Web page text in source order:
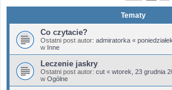
Tematy
Co czytacie?
Ostatni post autor: admiratorka «
w Inne
Leczenie jaskry
Ostatni post autor: cut « wtorek, 23 grudnia
w Ogólne